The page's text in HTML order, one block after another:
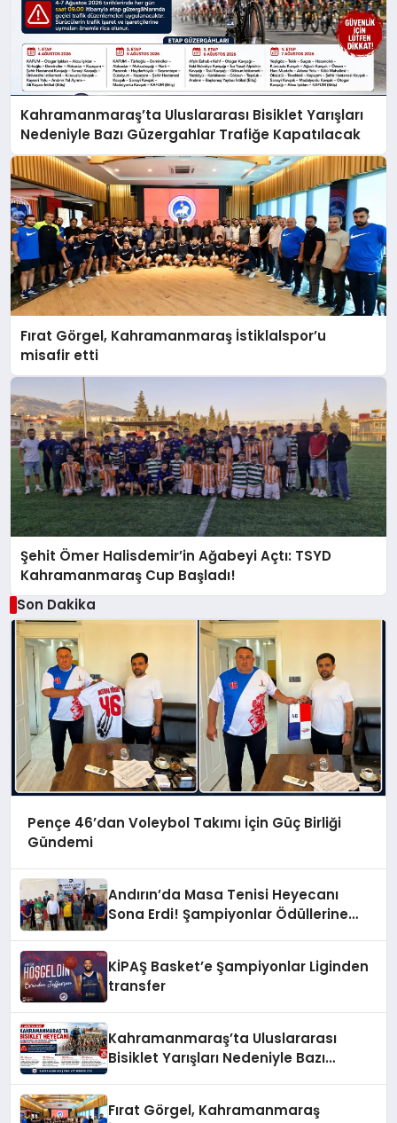
Kahramanmaraş’ta Uluslararası Bisiklet Yarışları
Nedeniyle Bazı Güzergahlar Trafiğe Kapatılacak
Fırat Görgel, Kahramanmaraş İstiklalspor’u
misafir etti
Şehit Ömer Halisdemir’in Ağabeyi Açtı: TSYD
Kahramanmaraş Cup Başladı!
Son Dakika
Pençe 46’dan Voleybol Takımı İçin Güç Birliği
Gündemi
Andırın’da Masa Tenisi Heyecanı
Sona Erdi! Şampiyonlar Ödüllerine
KİPAŞ Basket’e Şampiyonlar Liginden
transfer
Kahramanmaraş’ta Uluslararası
Bisiklet Yarışları Nedeniyle Bazı
Fırat Görgel, Kahramanmaraş